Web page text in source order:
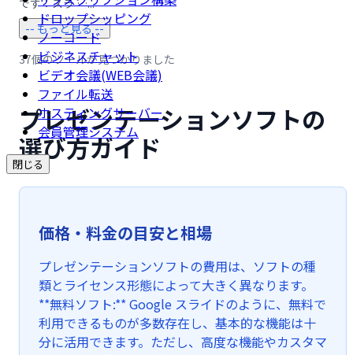
ドロップシッピング
ノーコード
ビジネスチャット
ビデオ会議(WEB会議)
ファイル転送
ホスティングサーバー
会員管理システム
閉じる
です：スラ …...
-- もっと見る --
37個のツールが見つかりました
プレゼンテーションソフトの
選び方ガイド
価格・料金の目安と相場
プレゼンテーションソフトの費用は、ソフトの種
類とライセンス形態によって大きく異なります。
**無料ソフト:** Google スライドのように、無料で
利用できるものが多数存在し、基本的な機能は十
分に活用できます。ただし、高度な機能やカスタマ